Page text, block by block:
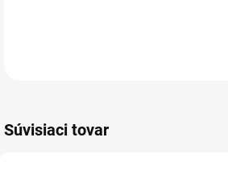
Súvisiaci tovar